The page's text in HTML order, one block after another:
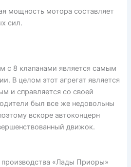
мощность мотора составляет
сил.
с 8 клапанами является самым
В целом этот агрегат является
и справляется со своей
был все же недовольны
вскоре автоконцерн
движок.
производства «Лады Приоры»